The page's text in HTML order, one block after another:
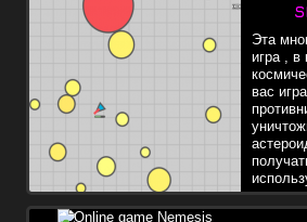
Эта
игра , в
вас
Достигнув 10 уровня, вы сможете